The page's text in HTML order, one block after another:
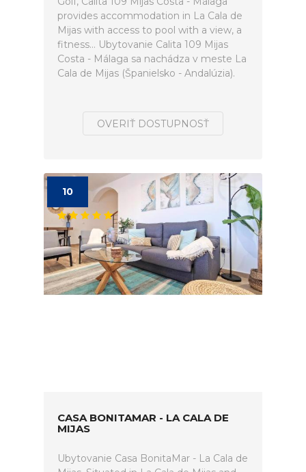
provides accommodation in La Cala de
Mijas with access to pool with a view, a
fitness... Ubytovanie Calita 109 Mijas
Costa - Málaga sa nachádza v meste La
Cala de Mijas (Španielsko - Andalúzia).
OVERIŤ DOSTUPNOSŤ
10
CASA BONITAMAR - LA CALA DE
MIJAS
Ubytovanie Casa BonitaMar - La Cala de